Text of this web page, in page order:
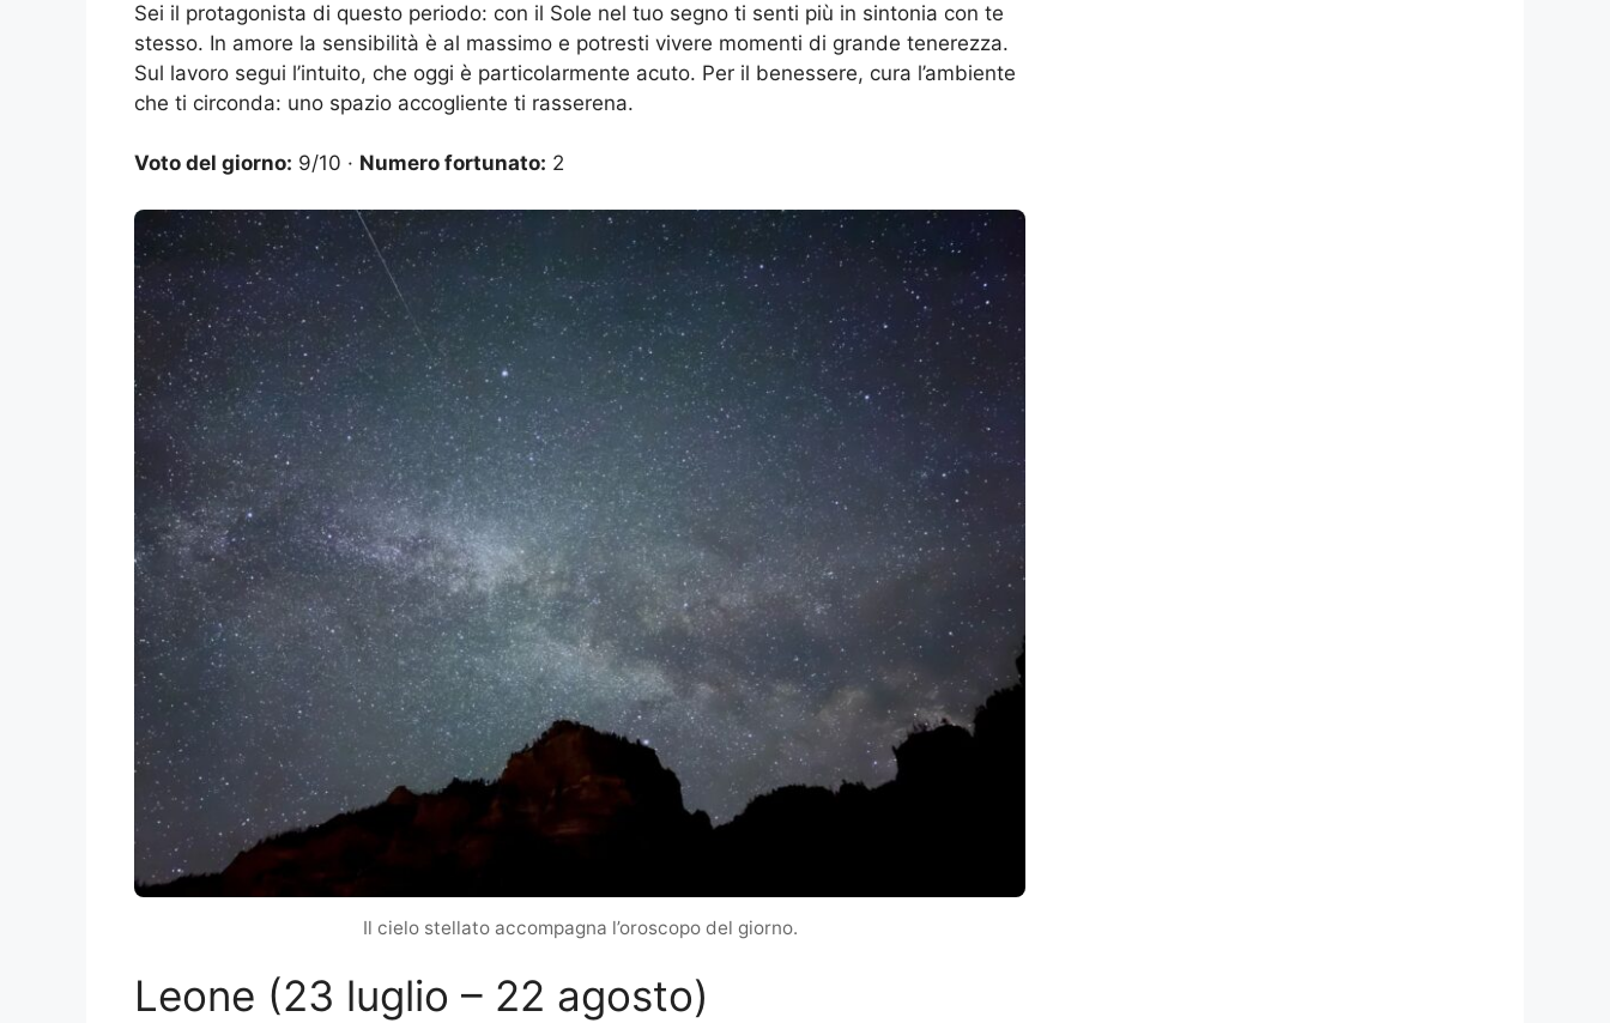
Sei il protagonista di questo periodo: con il Sole nel tuo segno ti senti più in sintonia con te
stesso. In amore la sensibilità è al massimo e potresti vivere momenti di grande tenerezza.
Sul lavoro segui l’intuito, che oggi è particolarmente acuto. Per il benessere, cura l’ambiente
che ti circonda: uno spazio accogliente ti rasserena.
Voto del giorno: 9/10 · Numero fortunato: 2
Il cielo stellato accompagna l’oroscopo del giorno.
Leone (23 luglio – 22 agosto)